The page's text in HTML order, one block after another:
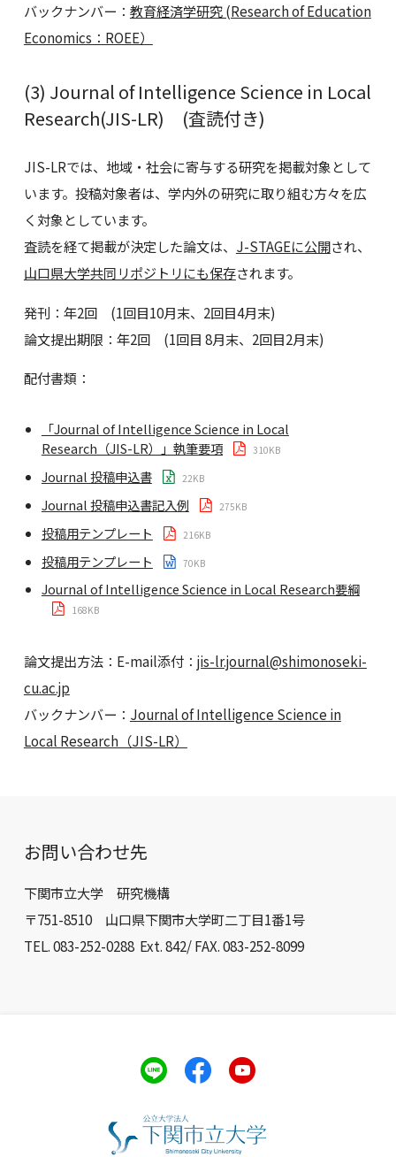
バックナンバー： 教育経済学研究 (Research of Education
Economics：ROEE）
(3) Journal of Intelligence Science in Local
Research(JIS-LR) (査読付き)
JIS-LRでは、地域・社会に寄与する研究を掲載対象として
います。投稿対象者は、学内外の研究に取り組む方々を広
く対象としています。
査読を経て掲載が決定した論文は、 J-STAGEに公開され、
山口県大学共同リポジトリにも保存されます。
発刊：年2回 (1回目10月末、2回目4月末)
論文提出期限：年2回 (1回目 8月末、2回目2月末)
配付書類：
「Journal of Intelligence Science in Local
Research（JIS-LR）」執筆要項
310KB
Journal 投稿申込書 22KB
Journal 投稿申込書記入例 275KB
投稿用テンプレート 216KB
投稿用テンプレート 70KB
Journal of Intelligence Science in Local Research要綱
168KB
論文提出方法：E-mail添付： jis-lr.journal@shimonoseki-
cu.ac.jp
バックナンバー： Journal of Intelligence Science in
Local Research（JIS-LR）
お問い合わせ先
下関市立大学 研究機構
〒751-8510 山口県下関市大学町二丁目1番1号
TEL. 083-252-0288 Ext. 842/ FAX. 083-252-8099